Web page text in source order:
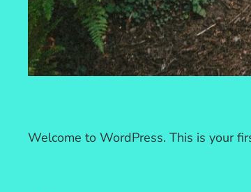
Welcome to WordPress. This is your